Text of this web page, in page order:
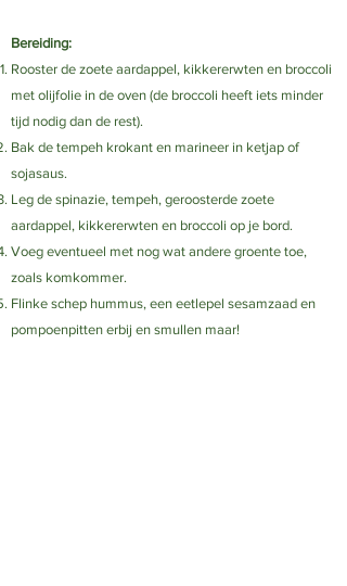
Bereiding:​
Rooster de zoete aardappel, kikkererwten en broccoli
met olijfolie in de oven (de broccoli heeft iets minder
tijd nodig dan de rest).
Bak de tempeh krokant en marineer in ketjap of
sojasaus.
Leg de spinazie, tempeh, geroosterde zoete
aardappel, kikkererwten en broccoli op je bord.
Voeg eventueel met nog wat andere groente toe,
zoals komkommer.
Flinke schep hummus, een eetlepel sesamzaad en
pompoenpitten erbij en smullen maar!